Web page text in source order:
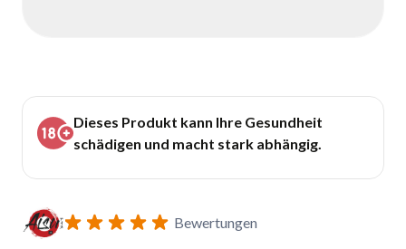
Dieses Produkt kann Ihre Gesundheit
schädigen und macht stark abhängig.
Bewertungen